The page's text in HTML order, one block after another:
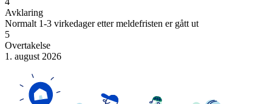
Avklaring
Normalt 1-3 virkedager etter meldefristen er gått ut
5
Overtakelse
1. august 2026